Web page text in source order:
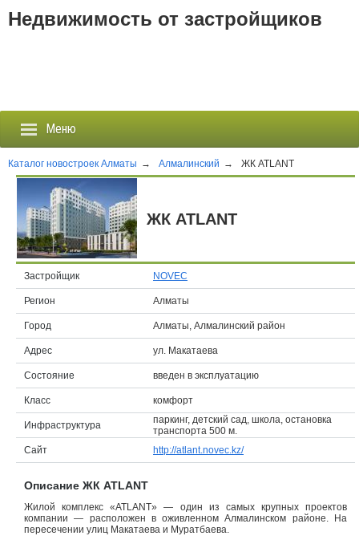
Недвижимость от застройщиков
Меню
Застройщики
Новостройки
Новости
События
Агентства
Объявления
Кабинет
Каталог новостроек Алматы → Алмалинский → ЖК ATLANT
ЖК ATLANT
Застройщик NOVEC
Регион Алматы
Город Алматы, Алмалинский район
Адрес ул. Макатаева
Состояние введен в эксплуатацию
Класс комфорт
Инфраструктура
паркинг, детский сад, школа, остановка
транспорта 500 м.
Сайт
http://atlant.novec.kz/
Описание ЖК ATLANT
Жилой комплекс «ATLANT» — один из самых крупных проектов
компании — расположен в оживленном Алмалинском районе. На
пересечении улиц Макатаева и Муратбаева.